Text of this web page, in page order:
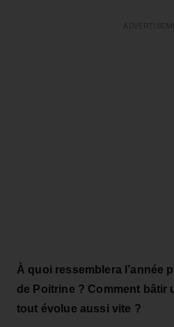
À quoi ressemblera l’année
de Poitrine ? Comment bâtir
tout évolue aussi vite ?